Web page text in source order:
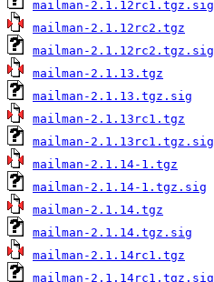
mailman-2.1.12rc1.tgz.sig
mailman-2.1.12rc2.tgz
mailman-2.1.12rc2.tgz.sig
mailman-2.1.13.tgz
mailman-2.1.13.tgz.sig
mailman-2.1.13rc1.tgz
mailman-2.1.13rc1.tgz.sig
mailman-2.1.14-1.tgz
mailman-2.1.14-1.tgz.sig
mailman-2.1.14.tgz
mailman-2.1.14.tgz.sig
mailman-2.1.14rc1.tgz
mailman-2.1.14rc1.tgz.sig